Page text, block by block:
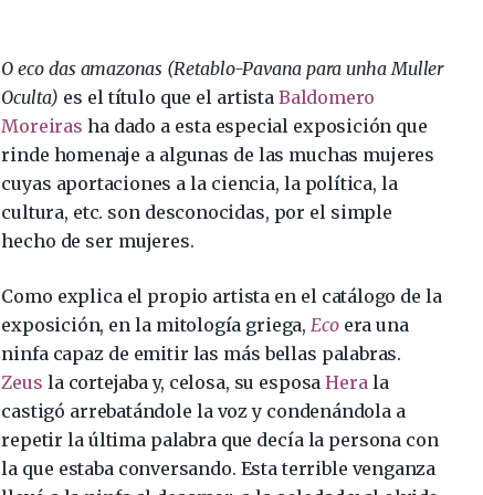
O eco das amazonas (Retablo-Pavana para unha Muller
Oculta) es el título que el artista Baldomero
Moreiras ha dado a esta especial exposición que
rinde homenaje a algunas de las muchas mujeres
cuyas aportaciones a la ciencia, la política, la
cultura, etc. son desconocidas, por el simple
hecho de ser mujeres.
Como explica el propio artista en el catálogo de la
exposición, en la mitología griega, Ecoera una
ninfa capaz de emitir las más bellas palabras.
Zeus la cortejaba y, celosa, su esposaHera la
castigó arrebatándole la voz y condenándola a
repetir la última palabra que decía la persona con
la que estaba conversando. Esta terrible venganza